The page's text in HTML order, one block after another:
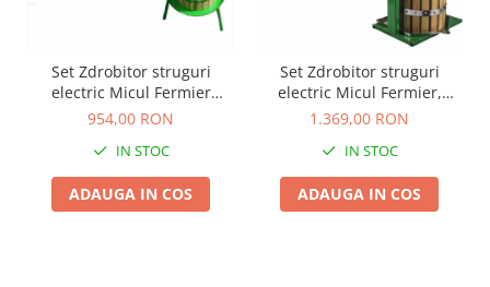
Set Zdrobitor struguri
electric Micul Fermier
500W, 500Kg /ora + Teasc
954,00 RON
IN STOC
ADAUGA IN COS
Set Zdrobitor struguri
electric Micul Fermier,
500Kg /ora + Teasc Lemn
1.369,00 RON
IN STOC
ADAUGA IN COS